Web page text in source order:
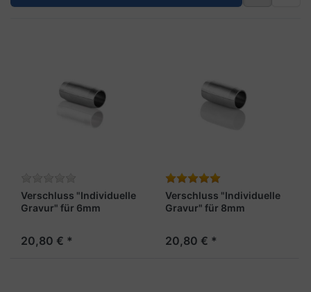
Verschluss "Individuelle
Gravur" für 6mm
20,80 € *
Verschluss "Individuelle
Gravur" für 8mm
20,80 € *